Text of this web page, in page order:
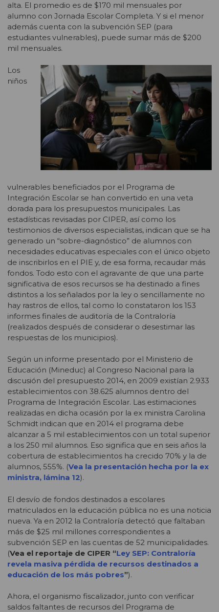
alta. El promedio es de $170 mil mensuales por
alumno con Jornada Escolar Completa. Y si el menor
además cuenta con la subvención SEP (para
estudiantes vulnerables), puede sumar más de $200
mil mensuales.
Los
niños
vulnerables beneficiados por el Programa de
Integración Escolar se han convertido en una veta
dorada para los presupuestos municipales. Las
estadísticas revisadas por CIPER, así como los
testimonios de diversos especialistas, indican que se ha
generado un “sobre-diagnóstico” de alumnos con
necesidades educativas especiales con el único objeto
de inscribirlos en el PIE y, de esa forma, recaudar más
fondos. Todo esto con el agravante de que una parte
significativa de esos recursos se ha destinado a fines
distintos a los señalados por la ley o sencillamente no
hay rastros de ellos, tal como lo constataron los 153
informes finales de auditoría de la Contraloría
(realizados después de considerar o desestimar las
respuestas de los municipios).
Según un informe presentado por el Ministerio de
Educación (Mineduc) al Congreso Nacional para la
discusión del presupuesto 2014, en 2009 existían 2.933
establecimientos con 38.625 alumnos dentro del
Programa de Integración Escolar. Las estimaciones
realizadas en dicha ocasión por la ex ministra Carolina
Schmidt indican que en 2014 el programa debe
alcanzar a 5 mil establecimientos con un total superior
a los 250 mil alumnos. Eso significa que en seis años la
cobertura de establecimientos ha crecido 70% y la de
alumnos, 555%. (Vea la presentación hecha por la ex
ministra, lámina 12).
El desvío de fondos destinados a escolares
matriculados en la educación pública no es una noticia
nueva. Ya en 2012 la Contraloría detectó que faltaban
más de $25 mil millones correspondientes a
subvención SEP en las cuentas de 52 municipalidades.
(Vea el reportaje de CIPER “Ley SEP: Contraloría
revela masiva pérdida de recursos destinados a
educación de los más pobres”).
Ahora, el organismo fiscalizador, junto con verificar
saldos faltantes de recursos del Programa de